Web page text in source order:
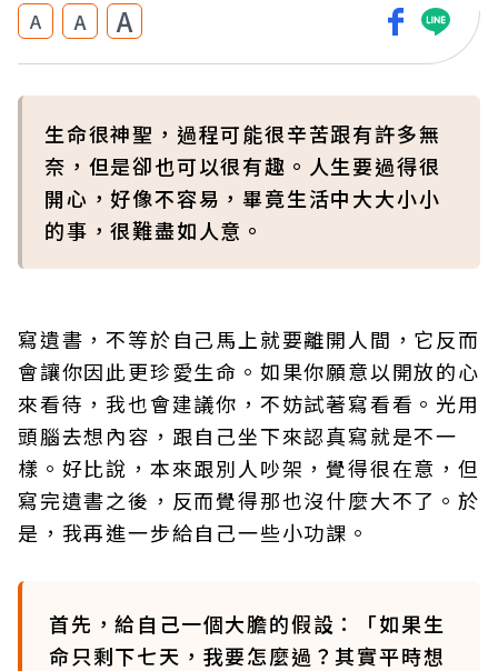
A A A
生命很神聖，過程可能很辛苦跟有許多無
奈，但是卻也可以很有趣。人生要過得很
開心，好像不容易，畢竟生活中大大小小
的事，很難盡如人意。
寫遺書，不等於自己馬上就要離開人間，它反而
會讓你因此更珍愛生命。如果你願意以開放的心
來看待，我也會建議你，不妨試著寫看看。光用
頭腦去想內容，跟自己坐下來認真寫就是不一
樣。好比說，本來跟別人吵架，覺得很在意，但
寫完遺書之後，反而覺得那也沒什麼大不了。於
是，我再進一步給自己一些小功課。
首先，給自己一個大膽的假設：「如果生
命只剩下七天，我要怎麼過？其實平時想